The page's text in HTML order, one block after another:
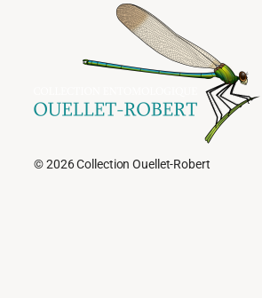
© 2026 Collection Ouellet-Robert